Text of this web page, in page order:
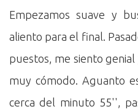
Empezamos suave y
aliento para el final.
puestos, me siento
muy cómodo. Aguanto
cerca del minuto 55'',